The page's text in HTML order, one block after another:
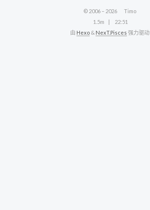
© 2006 – 2026
Timo
1.5m
22:51
由 Hexo & NexT.Pisces 强力驱动